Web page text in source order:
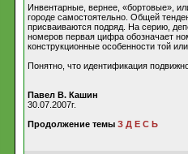
Инвентарные, вернее, «бортовые»,
городе самостоятельно. Общей
присваиваются подряд. На серию,
номеров первая цифра обозначает
конструкционные особенности той
Понятно, что идентификация
Павел В. Кашин
30.07.2007г.
Продолжение темы З Д Е С Ь